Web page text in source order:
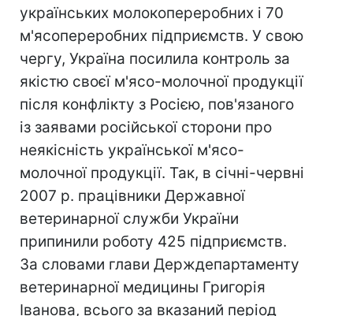
українських молокопереробних і 70
м'ясопереробних підприємств. У свою
чергу, Україна посилила контроль за
якістю своєї м'ясо-молочної продукції
після конфлікту з Росією, пов'язаного
із заявами російської сторони про
неякісність української м'ясо-
молочної продукції. Так, в січні-червні
2007 р. працівники Державної
ветеринарної служби України
припинили роботу 425 підприємств.
За словами глави Держдепартаменту
ветеринарної медицины Григорія
Іванова, всього за вказаний період